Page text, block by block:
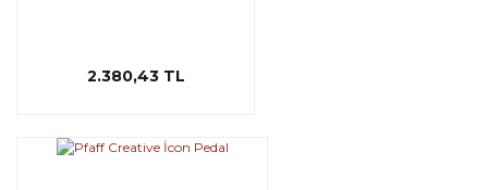
2.380,43 TL